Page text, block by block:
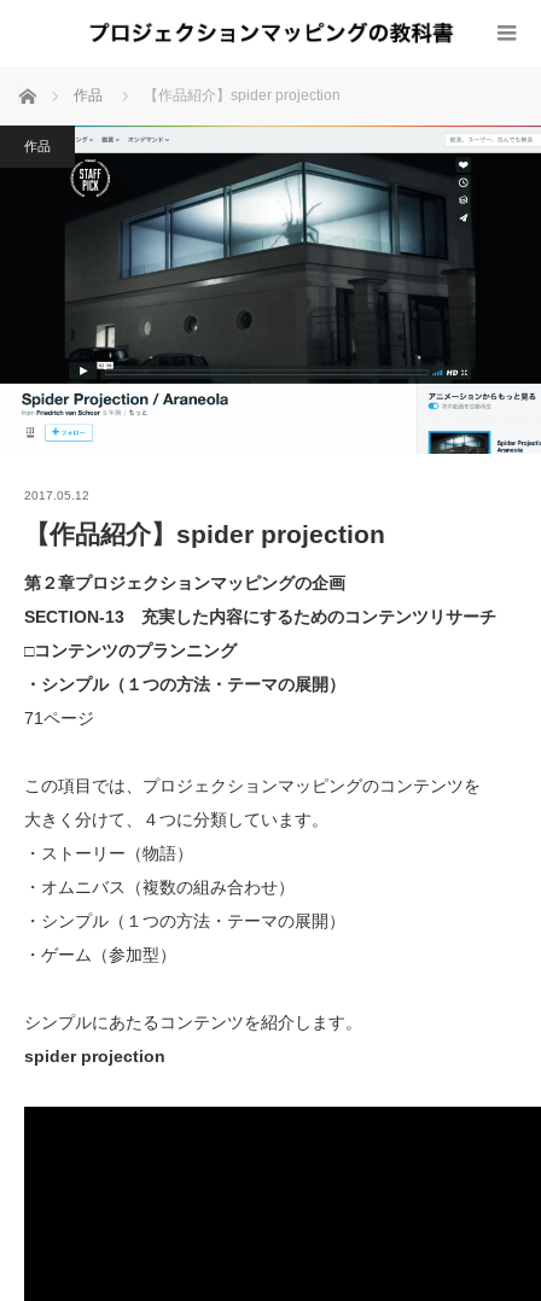
ホーム 作品 【作品紹介】spider projection
作品
2017.05.12
【作品紹介】spider projection
第２章プロジェクションマッピングの企画
SECTION-13 充実した内容にするためのコンテンツリサーチ
□コンテンツのプランニング
・シンプル（１つの方法・テーマの展開）
71ページ
この項目では、プロジェクションマッピングのコンテンツを
大きく分けて、４つに分類しています。
・ストーリー（物語）
・オムニバス（複数の組み合わせ）
・シンプル（１つの方法・テーマの展開）
・ゲーム（参加型）
シンプルにあたるコンテンツを紹介します。
spider projection